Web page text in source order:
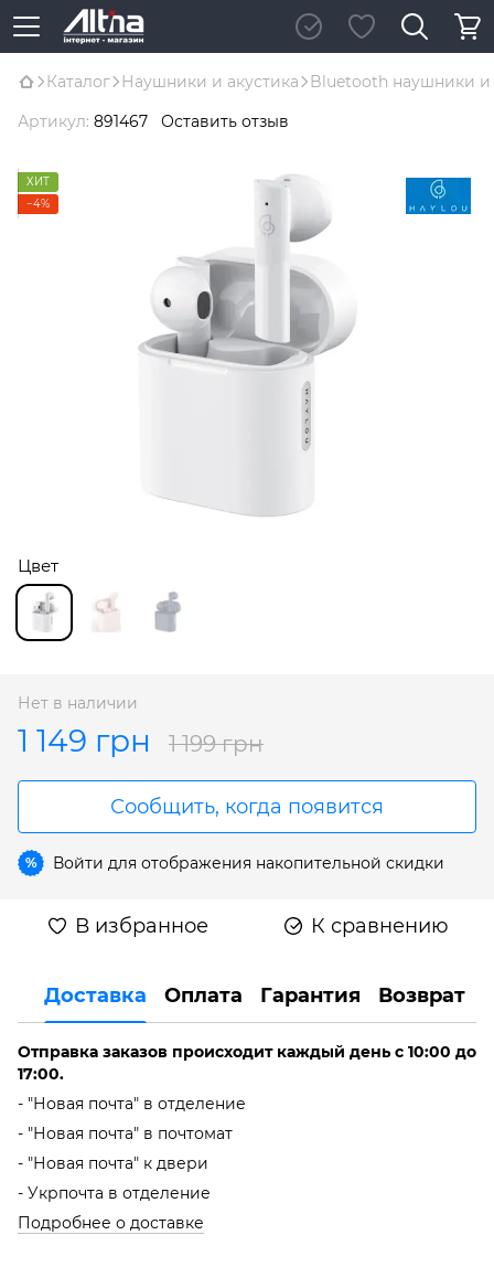
Каталог Наушники и акустика
Bluetooth наушники и
Артикул: 891467 Оставить отзыв
ХИТ
−4%
Цвет
Нет в наличии
1 149 грн 1 199 грн
Сообщить, когда появится
% Войти для отображения накопительной скидки
В избранное К сравнению
Доставка Оплата Гарантия Возврат
Отправка заказов происходит каждый день с 10:00 до
17:00.
- "Новая почта" в отделение
- "Новая почта" в почтомат
- "Новая почта" к двери
- Укрпочта в отделение
Подробнее о доставке